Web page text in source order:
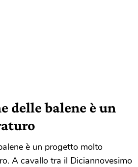
delle balene è un
è un progetto molto
A cavallo tra il Diciannovesimo